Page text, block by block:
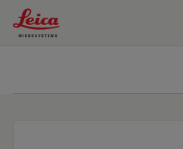
Leica Microsystems Logo